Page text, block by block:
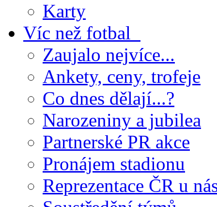
Karty
Víc než fotbal
Zaujalo nejvíce...
Ankety, ceny, trofeje
Co dnes dělají...?
Narozeniny a jubilea
Partnerské PR akce
Pronájem stadionu
Reprezentace ČR u